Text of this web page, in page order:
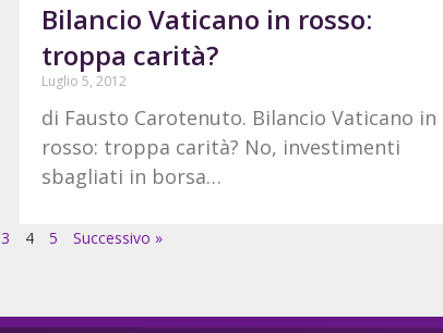
Bilancio Vaticano in rosso:
troppa carità?
Luglio 5, 2012
di Fausto Carotenuto. Bilancio Vaticano in
rosso: troppa carità? No, investimenti
sbagliati in borsa…
3 4 5 Successivo »